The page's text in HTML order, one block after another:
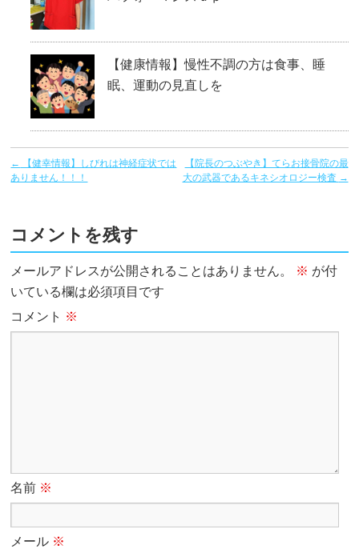
【健康情報】慢性不調の方は食事、睡
眠、運動の見直しを
←
【健幸情報】しびれは神経症状では
ありません！！！
【院長のつぶやき】てらお接骨院の最
大の武器であるキネシオロジー検査 →
コメントを残す
メールアドレスが公開されることはありません。 ※ が付
いている欄は必須項目です
コメント ※
名前 ※
メール ※